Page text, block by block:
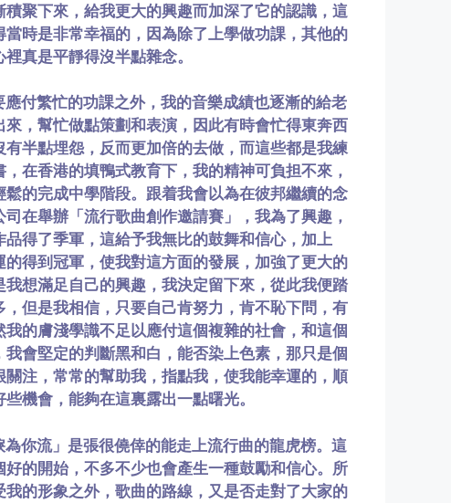
聚下來，給我更大的興趣而加深了它的認識，這
時是非常幸福的，因為除了上學做功課，其他的
真是平靜得沒半點雜念。
付繁忙的功課之外，我的音樂成績也逐漸的給老
，幫忙做點策劃和表演，因此有時會忙得東奔西
半點埋怨，反而更加倍的去做，而這些都是我練
在香港的填鴨式教育下，我的精神可負担不來，
的完成中學階段。跟着我會以為在彼邦繼續的念
在舉辦「流行歌曲創作邀請賽」，我為了興趣，
得了季軍，這給予我無比的鼓舞和信心，加上
得到冠軍，使我對這方面的發展，加強了更大的
想滿足自己的興趣，我決定留下來，從此我便踏
但是我相信，只要自己肯努力，肯不恥下問，有
的膚淺學識不足以應付這個複雜的社會，和這個
會堅定的判斷黑和白，能否染上色素，那只是個
注，常常的幫助我，指點我，使我能幸運的，順
機會，能夠在這裏露出一點曙光。
你流」是張很僥倖的能走上流行曲的龍虎榜。這
的開始，不多不少也會產生一種鼓勵和信心。所
的形象之外，歌曲的路線，又是否走對了大家的